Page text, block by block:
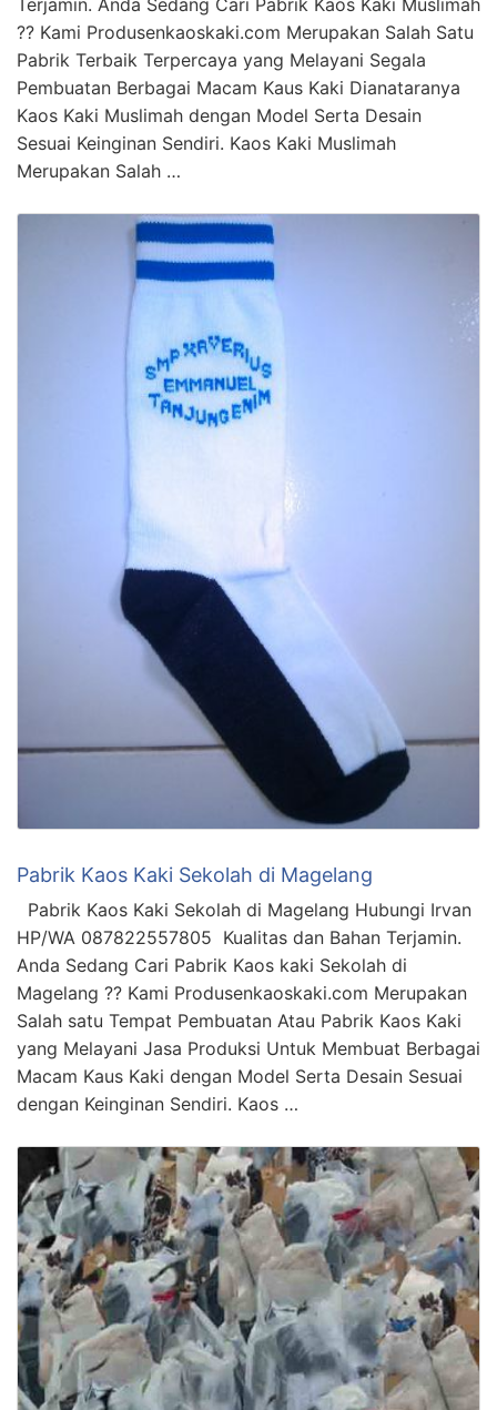
?? Kami Produsenkaoskaki.com Merupakan Salah Satu
Pabrik Terbaik Terpercaya yang Melayani Segala
Pembuatan Berbagai Macam Kaus Kaki Dianataranya
Kaos Kaki Muslimah dengan Model Serta Desain
Sesuai Keinginan Sendiri. Kaos Kaki Muslimah
Merupakan Salah …
Pabrik Kaos Kaki Sekolah di Magelang
Pabrik Kaos Kaki Sekolah di Magelang Hubungi Irvan
HP/WA 087822557805 Kualitas dan Bahan Terjamin.
Anda Sedang Cari Pabrik Kaos kaki Sekolah di
Magelang ?? Kami Produsenkaoskaki.com Merupakan
Salah satu Tempat Pembuatan Atau Pabrik Kaos Kaki
yang Melayani Jasa Produksi Untuk Membuat Berbagai
Macam Kaus Kaki dengan Model Serta Desain Sesuai
dengan Keinginan Sendiri. Kaos …